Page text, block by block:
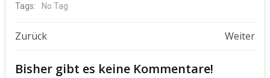
Tags: No Tag
Beitragsnavigation
Zurück Weiter
Bisher gibt es keine Kommentare!